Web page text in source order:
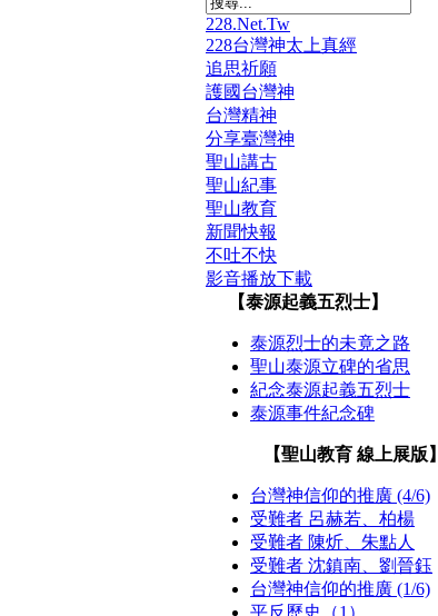
228.Net.Tw
228台灣神太上真經
追思祈願
護國台灣神
台灣精神
分享臺灣神
聖山講古
聖山紀事
聖山教育
新聞快報
不吐不快
影音播放下載
【泰源起義五烈士】
泰源烈士的未竟之路
聖山泰源立碑的省思
紀念泰源起義五烈士
泰源事件紀念碑
【聖山教育 線上展版】
台灣神信仰的推廣 (4/6)
受難者 呂赫若、柏楊
受難者 陳炘、朱點人
受難者 沈鎮南、劉晉鈺
台灣神信仰的推廣 (1/6)
平反歷史（1）